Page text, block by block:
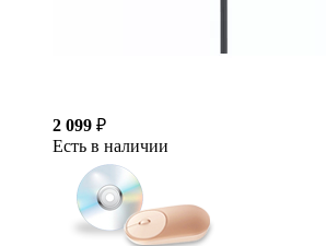
2 099 ₽
Есть в наличии